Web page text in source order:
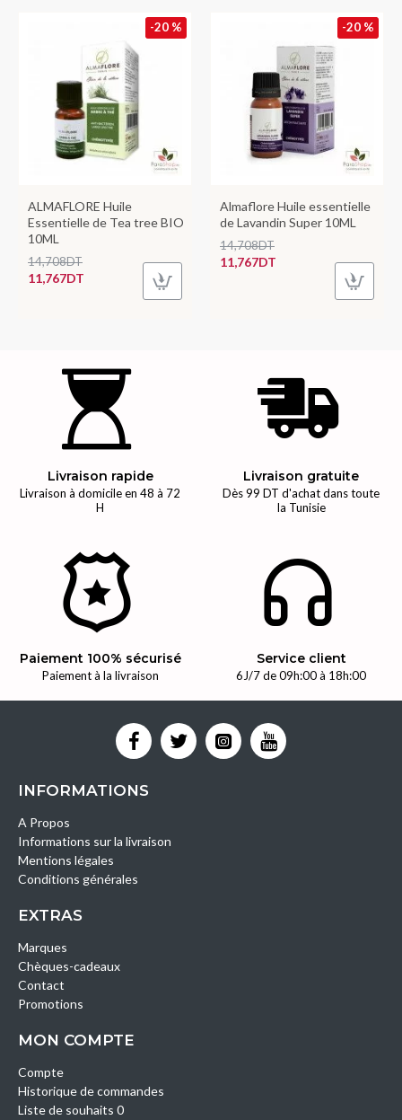
-20 %
ALMAFLORE Huile
Essentielle de Tea tree BIO
10ML
11,767DT
14,708DT
-20 %
Almaflore Huile essentielle
de Lavandin Super 10ML
11,767DT
14,708DT
Livraison rapide
Livraison à domicile en 48 à 72
H
Livraison gratuite
Dès 99 DT d'achat dans toute
la Tunisie
Paiement 100% sécurisé
Paiement à la livraison
Service client
6J/7 de 09h:00 à 18h:00
INFORMATIONS
A Propos
Informations sur la livraison
Mentions légales
Conditions générales
EXTRAS
Marques
Chèques-cadeaux
Contact
Promotions
MON COMPTE
Compte
Historique de commandes
Liste de souhaits 0